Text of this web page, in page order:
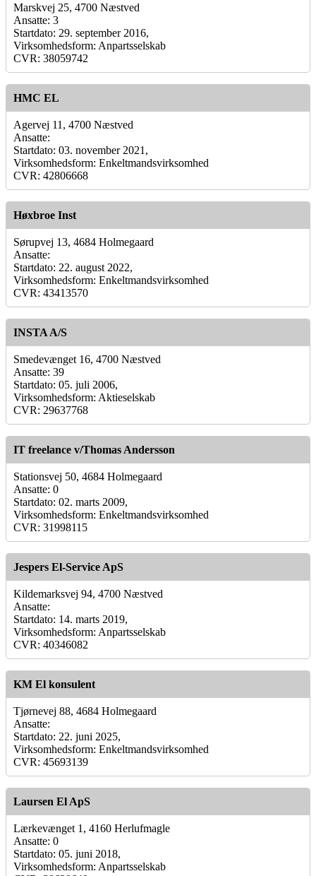
Marskvej 25, 4700 Næstved
Ansatte: 3
Startdato: 29. september 2016,
Virksomhedsform: Anpartsselskab
CVR: 38059742
HMC EL
Agervej 11, 4700 Næstved
Ansatte:
Startdato: 03. november 2021,
Virksomhedsform: Enkeltmandsvirksomhed
CVR: 42806668
Høxbroe Inst
Sørupvej 13, 4684 Holmegaard
Ansatte:
Startdato: 22. august 2022,
Virksomhedsform: Enkeltmandsvirksomhed
CVR: 43413570
INSTA A/S
Smedevænget 16, 4700 Næstved
Ansatte: 39
Startdato: 05. juli 2006,
Virksomhedsform: Aktieselskab
CVR: 29637768
IT freelance v/Thomas Andersson
Stationsvej 50, 4684 Holmegaard
Ansatte: 0
Startdato: 02. marts 2009,
Virksomhedsform: Enkeltmandsvirksomhed
CVR: 31998115
Jespers El-Service ApS
Kildemarksvej 94, 4700 Næstved
Ansatte:
Startdato: 14. marts 2019,
Virksomhedsform: Anpartsselskab
CVR: 40346082
KM El konsulent
Tjørnevej 88, 4684 Holmegaard
Ansatte:
Startdato: 22. juni 2025,
Virksomhedsform: Enkeltmandsvirksomhed
CVR: 45693139
Laursen El ApS
Lærkevænget 1, 4160 Herlufmagle
Ansatte: 0
Startdato: 05. juni 2018,
Virksomhedsform: Anpartsselskab